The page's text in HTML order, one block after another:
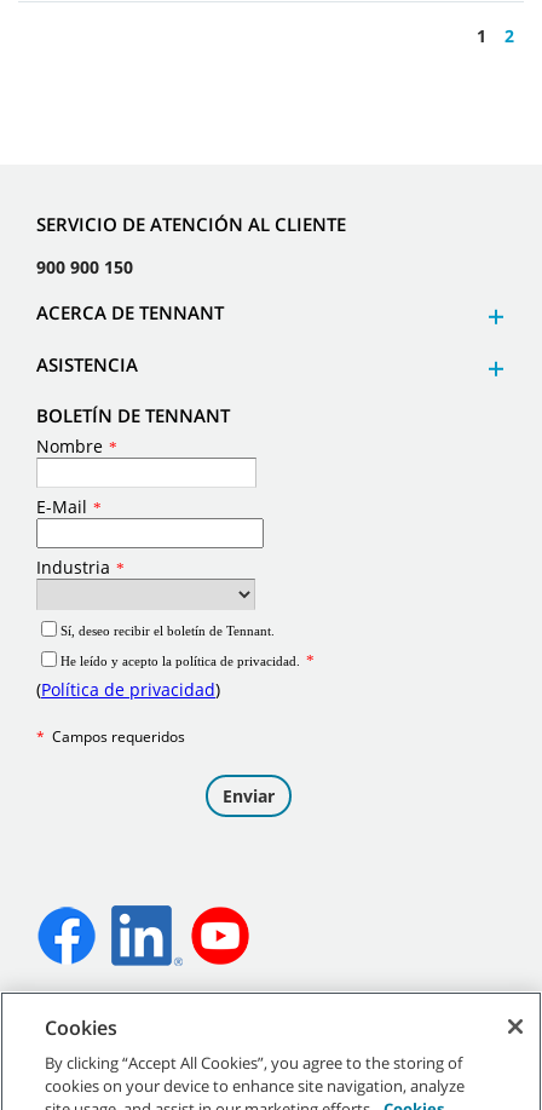
1 2
SERVICIO DE ATENCIÓN AL CLIENTE
900 900 150
ACERCA DE TENNANT
ASISTENCIA
BOLETÍN DE TENNANT
Cookies
By clicking “Accept All Cookies”, you agree to the storing of
cookies on your device to enhance site navigation, analyze